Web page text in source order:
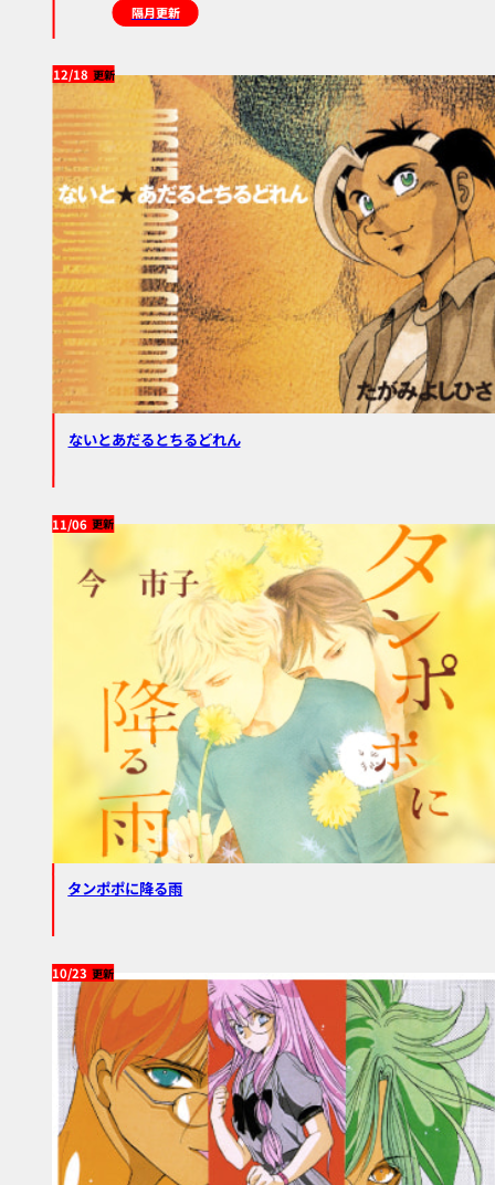
隔月更新
12/18
ないとあだるとちるどれん
11/06
タンポポに降る雨
10/23